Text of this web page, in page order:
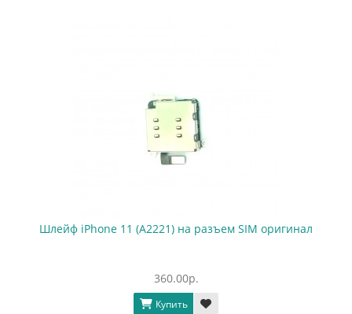
Шлейф iPhone 11 (A2221) на разъем SIM оригинал
360.00р.
Купить